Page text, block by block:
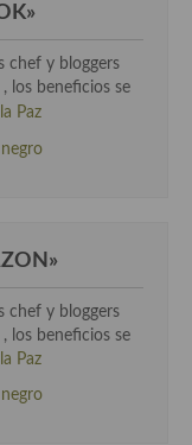
chef y bloggers
los beneficios se
Paz
chef y bloggers
los beneficios se
Paz